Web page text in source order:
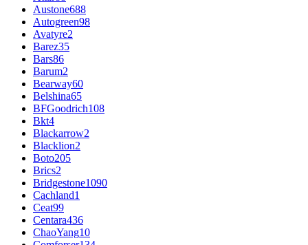
Austone688
Autogreen98
Avatyre2
Barez35
Bars86
Barum2
Bearway60
Belshina65
BFGoodrich108
Bkt4
Blackarrow2
Blacklion2
Boto205
Brics2
Bridgestone1090
Cachland1
Ceat99
Centara436
ChaoYang10